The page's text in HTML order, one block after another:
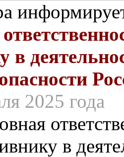
в
2025 года
в